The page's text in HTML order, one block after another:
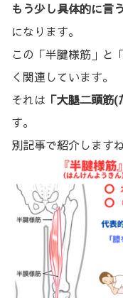
もう少し具体的に言
になります。
この「半腱様筋」と
く関連しています。
それは 「大腿二頭筋
す。
別記事で紹介しますね